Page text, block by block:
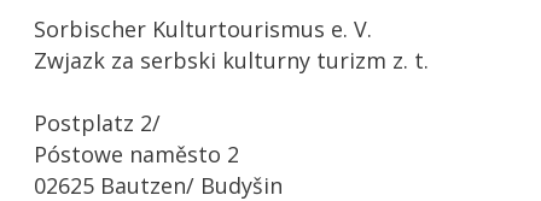
Sorbischer Kulturtourismus e. V.
Zwjazk za serbski kulturny turizm z. t.
Postplatz 2/
Póstowe naměsto 2
02625 Bautzen/ Budyšin